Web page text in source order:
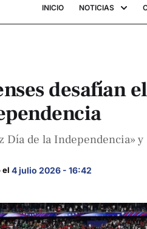
INICIO NOTICIAS
desafían
de la Independencia» y
el 4 julio 2026 - 16:42